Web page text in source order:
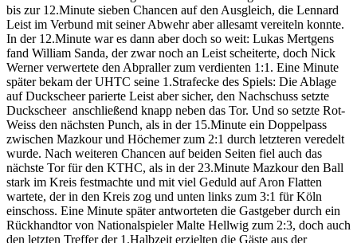
bis zur 12.Minute sieben Chancen auf den Ausgleich, die Lennard
Leist im Verbund mit seiner Abwehr aber allesamt vereiteln konnte.
In der 12.Minute war es dann aber doch so weit: Lukas Mertgens
fand William Sanda, der zwar noch an Leist scheiterte, doch Nick
Werner verwertete den Abpraller zum verdienten 1:1. Eine Minute
später bekam der UHTC seine 1.Strafecke des Spiels: Die Ablage
auf Duckscheer parierte Leist aber sicher, den Nachschuss setzte
Duckscheer anschließend knapp neben das Tor. Und so setzte Rot-
Weiss den nächsten Punch, als in der 15.Minute ein Doppelpass
zwischen Mazkour und Höchemer zum 2:1 durch letzteren veredelt
wurde. Nach weiteren Chancen auf beiden Seiten fiel auch das
nächste Tor für den KTHC, als in der 23.Minute Mazkour den Ball
stark im Kreis festmachte und mit viel Geduld auf Aron Flatten
wartete, der in den Kreis zog und unten links zum 3:1 für Köln
einschoss. Eine Minute später antworteten die Gastgeber durch ein
Rückhandtor von Nationalspieler Malte Hellwig zum 2:3, doch auch
den letzten Treffer der 1.Halbzeit erzielten die Gäste aus der